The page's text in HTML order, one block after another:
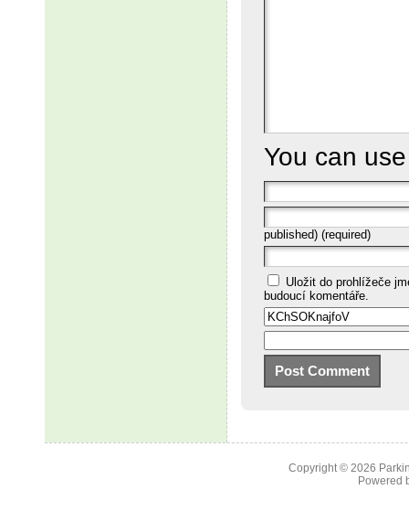
You can
published) (required)
Uložit do prohlížeče
budoucí komentáře.
Copyright © 2026
Powered